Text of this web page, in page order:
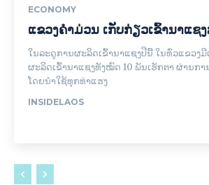
ECONOMY
ແຂວງຄຳມ່ວນ ເກັບກ່ຽວເຂົ້ານາແຊ
ໃນລະດູການຜະລິດເຂົ້ານາແຊງປີນີ້ ໃນທົ່ວແຂວງ
ຜະລິດເຂົ້ານາແຊງທັງໝົດ 10 ພັນເຮັກຕາ ຜ່ານກາ
ໂດຍນໍາໃຊ້ທຸກທ່າແຮງ
INSIDELAOS